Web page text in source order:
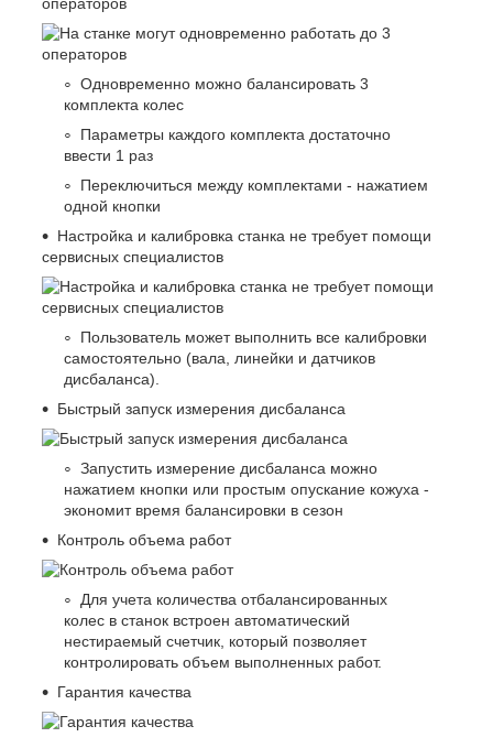
Одновременно можно балансировать 3
комплекта колес
Параметры каждого комплекта достаточно
ввести 1 раз
Переключиться между комплектами - нажатием
одной кнопки
Настройка и калибровка станка не требует помощи
сервисных специалистов
Пользователь может выполнить все калибровки
самостоятельно (вала, линейки и датчиков
дисбаланса).
Быстрый запуск измерения дисбаланса
Запустить измерение дисбаланса можно
нажатием кнопки или простым опускание кожуха -
экономит время балансировки в сезон
Контроль объема работ
Для учета количества отбалансированных
колес в станок встроен автоматический
нестираемый счетчик, который позволяет
контролировать объем выполненных работ.
Гарантия качества